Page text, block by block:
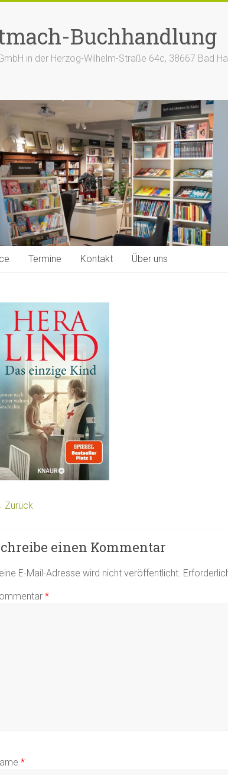
Buchhandlung
in der Herzog-Wilhelm-Straße 64c, 38667 Bad
Termine Kontakt Über uns
Zurück
einen Kommentar
E-Mail-Adresse wird nicht veröffentlicht.
*
*